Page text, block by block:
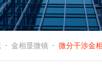
- 金相显微镜 - 微分干涉金